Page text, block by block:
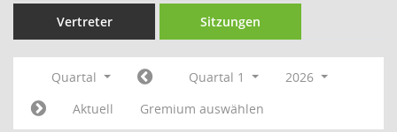
Vertreter Sitzungen
Quartal Quartal 1
2026
Aktuell
Gremium auswählen